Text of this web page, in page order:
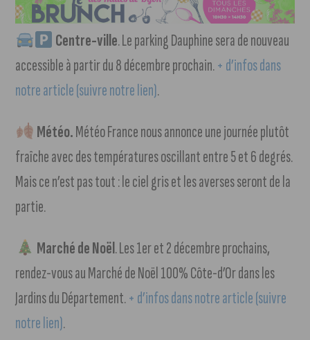
Centre-ville. Le parking Dauphine sera de nouveau
accessible à partir du 8 décembre prochain.+ d’infos dans
notre article (suivre notre lien).
Météo.Météo France nous annonce une journée plutôt
fraîche avec des températures oscillant entre 5 et 6 degrés.
Mais ce n’est pas tout : le ciel gris et les averses seront de la
partie.
Marché de Noël. Les 1er et 2 décembre prochains,
rendez-vous au Marché de Noël 100% Côte-d’Or dans les
Jardins du Département.+ d’infos dans notre article (suivre
notre lien).